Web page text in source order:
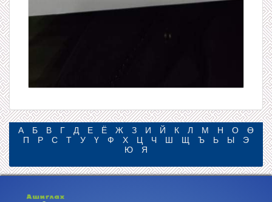
А Б В Г Д Е Ё Ж З И Й К Л М Н О
Ө
П
Р С Т У Ү Ф Х Ц Ч Ш Щ Ъ Ь Ы
Э
Ю
Я